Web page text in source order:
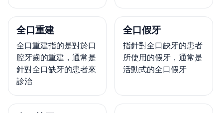
全口重建
全口重建指的是對於口
腔牙齒的重建，通常是
針對全口缺牙的患者來
診治
全口假牙
指針對全口缺牙的患者
所使用的假牙，通常是
活動式的全口假牙